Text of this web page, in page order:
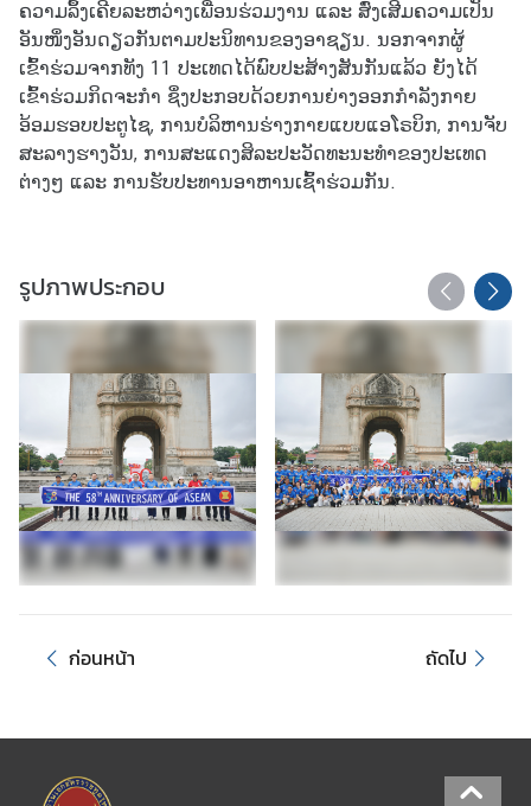
า
ร
เ
ลื
อ
ก
ล
ะ
ง
ป
ะ
ช
า
ม
ติ
ช
อ
ຄວາມລຶ້ງເຄີຍລະຫວ່າງເພື່ອນຮ່ວມງານ ແລະ ສົ່ງເສີມຄວາມເປັນ
ອັນໜຶ່ງອັນດຽວກັນຕາມປະນິທານຂອງອາຊຽນ. ນອກຈາກຜູ້
ເຂົ້າຮ່ວມຈາກທັງ 11 ປະເທດໄດ້ພົບປະສ້າງສັນກັນແລ້ວ ຍັງໄດ້
ເຂົ້າຮ່ວມກິດຈະກຳ ຊຶ່ງປະກອບດ້ວຍການຍ່າງອອກກຳລັງກາຍ
ອ້ອມຮອບປະຕູໄຊ, ການບໍລິຫານຮ່າງກາຍແບບແອໂຣບິກ, ການຈັບ
ສະລາງຮາງວັນ, ການສະແດງສິລະປະວັດທະນະທຳຂອງປະເທດ
ຕ່າງໆ ແລະ ການຮັບປະທານອາຫານເຊົ້າຮ່ວມກັນ.
รูปภาพประกอบ
ก่อนหน้า ถัดไป